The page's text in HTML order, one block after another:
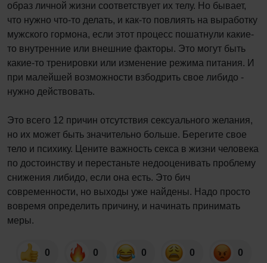
образ личной жизни соответствует их телу. Но бывает,
что нужно что-то делать, и как-то повлиять на выработку
мужского гормона, если этот процесс пошатнули какие-
то внутренние или внешние факторы. Это могут быть
какие-то тренировки или изменение режима питания. И
при малейшей возможности взбодрить свое либидо -
нужно действовать.
Это всего 12 причин отсутствия сексуального желания,
но их может быть значительно больше. Берегите свое
тело и психику. Цените важность секса в жизни человека
по достоинству и перестаньте недооценивать проблему
снижения либидо, если она есть. Это бич
современности, но выходы уже найдены. Надо просто
вовремя определить причину, и начинать принимать
меры.
0 0 0 0 0